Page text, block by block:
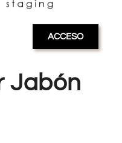
ACCESO
Jabón